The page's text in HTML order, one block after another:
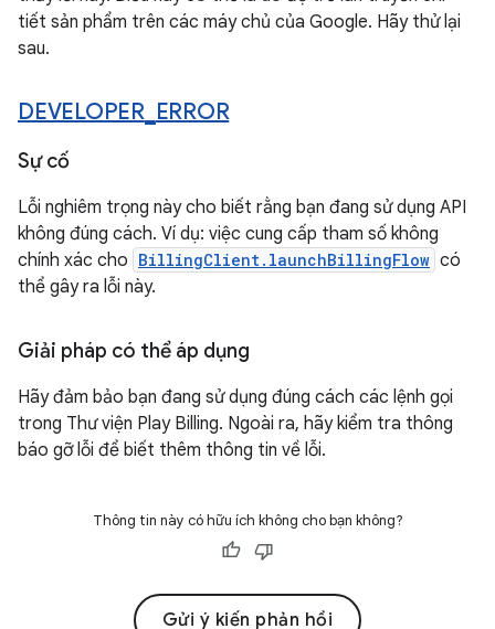
tiết sản phẩm trên các máy chủ của Google. Hãy thử lại
sau.
DEVELOPER_ ERROR
Sự cố
Lỗi nghiêm trọng này cho biết rằng bạn đang sử dụng API
không đúng cách. Ví dụ: việc cung cấp tham số không
chính xác cho BillingClient.launchBillingFlow có
thể gây ra lỗi này.
Giải pháp có thể áp dụng
Hãy đảm bảo bạn đang sử dụng đúng cách các lệnh gọi
trong Thư viện Play Billing. Ngoài ra, hãy kiểm tra thông
báo gỡ lỗi để biết thêm thông tin về lỗi.
Thông tin này có hữu ích không cho bạn không?
Gửi ý kiến phản hồi